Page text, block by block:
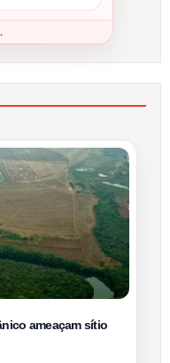
ameaçam sítio